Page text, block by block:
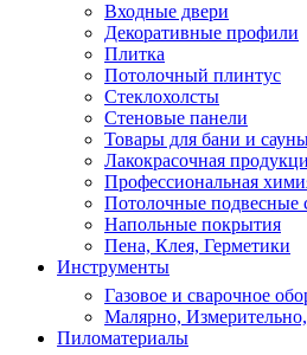
Входные двери
Декоративные профили
Плитка
Потолочный плинтус
Стеклохолсты
Стеновые панели
Товары для бани и
Лакокрасочная
Профессиональная
Потолочные подвесные
Напольные покрытия
Пена, Клея, Герметики
Инструменты
Газовое и сварочное
Малярно,
Пиломатериалы